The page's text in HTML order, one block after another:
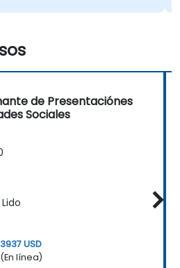
de Presentaciónes
Sociales
3937 USD
(En línea)